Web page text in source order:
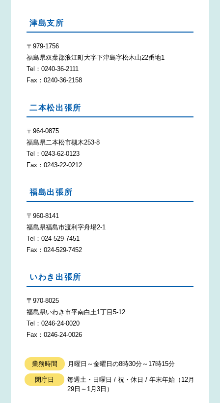
津島支所
〒979-1756
福島県双葉郡浪江町大字下津島字松木山22番地1
Tel：0240-36-2111
Fax：0240-36-2158
二本松出張所
〒964-0875
福島県二本松市槻木253-8
Tel：0243-62-0123
Fax：0243-22-0212
福島出張所
〒960-8141
福島県福島市渡利字舟場2-1
Tel：024-529-7451
Fax：024-529-7452
いわき出張所
〒970-8025
福島県いわき市平南白土1丁目5-12
Tel：0246-24-0020
Fax：0246-24-0026
業務時間 月曜日～金曜日の8時30分～17時15分
閉庁日
毎週土・日曜日 / 祝・休日 / 年末年始（12月
29日～1月3日）